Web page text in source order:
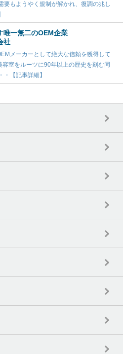
要もようやく規制が解かれ、復調の兆し
唯一無二のOEM企業
社
メーカーとして絶大な信頼を獲得して
容室をルーツに90年以上の歴史を刻む同
【記事詳細】